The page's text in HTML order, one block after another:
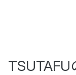
TSUTAFU